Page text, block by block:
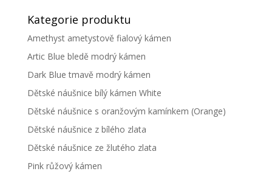
Kategorie produktu
Amethyst ametystově fialový kámen
Artic Blue bledě modrý kámen
Dark Blue tmavě modrý kámen
Dětské náušnice bílý kámen White
Dětské náušnice s oranžovým kamínkem (Orange)
Dětské náušnice z bílého zlata
Dětské náušnice ze žlutého zlata
Pink růžový kámen